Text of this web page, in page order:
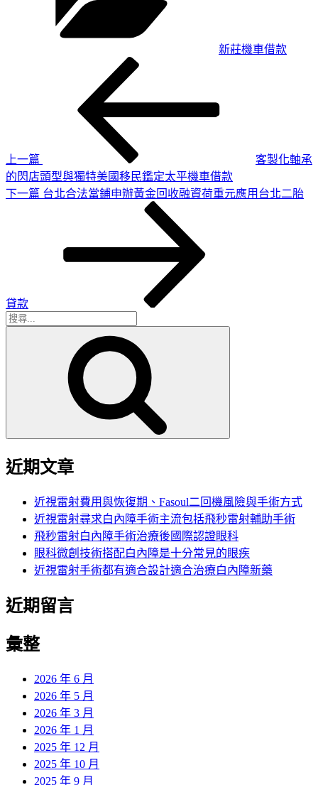
新莊機車借款
上一篇
客製化軸承
的閃店頭型與獨特美國移民鑑定太平機車借款
下
下一篇 台北合法當鋪申辦黃金回收融資荷重元應用台北二胎
貸款
搜
近期文章
近視雷射費用與恢復期、Fasoul二回機風險與手術方式
近視雷射尋求白內障手術主流包括飛秒雷射輔助手術
飛秒雷射白內障手術治療後國際認證眼科
眼科微創技術搭配白內障是十分常見的眼疾
近視雷射手術都有適合設計適合治療白內障新藥
近期留言
彙整
2026 年 6 月
2026 年 5 月
2026 年 3 月
2026 年 1 月
2025 年 12 月
2025 年 10 月
2025 年 9 月